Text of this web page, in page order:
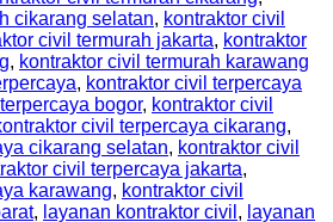
cikarang selatan, kontraktor civil
civil termurah jakarta, kontraktor
, kontraktor civil termurah karawang
, kontraktor civil terpercaya
bogor, kontraktor civil
civil terpercaya cikarang,
cikarang selatan, kontraktor civil
civil terpercaya jakarta,
karawang, kontraktor civil
, layanan kontraktor civil , layanan